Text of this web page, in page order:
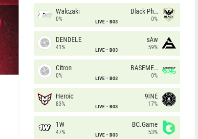
Walczaki
0% LIVE BO3
Black Phoenix
0%
DENDELE
41% LIVE BO3
sAw
59%
Citron
0% LIVE BO3
BASEMENT BOYS
0%
Heroic
83% LIVE BO3
9INE
17%
1W
47% LIVE BO3
BC.Game
53%